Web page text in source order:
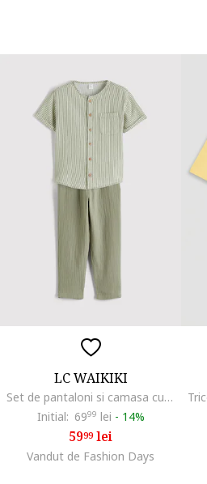
LC WAIKIKI
Set de pantaloni si camasa cu dungi - 2 piese, Verde pal/Alb murdar
Initial: 6999 lei - 14%
5999lei
Vandut de Fashion Days